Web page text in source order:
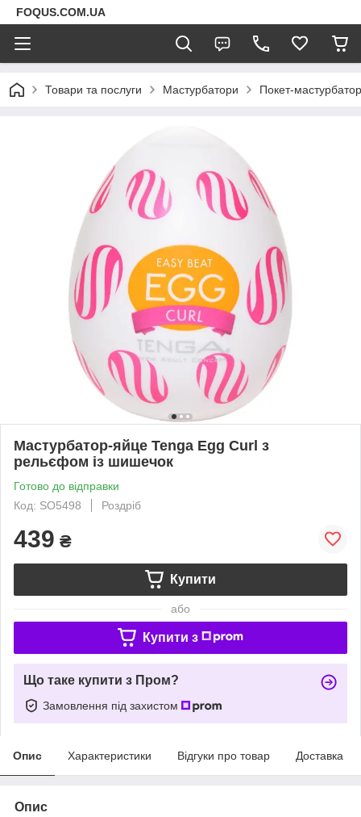
FOQUS.COM.UA
Товари та послуги Мастурбатори Покет-
Мастурбатор-яйце Tenga Egg Curl з
рельєфом із шишечок
Готово до відправки
Код: SO5498
Роздріб
439 ₴
Купити
або
Купити з
Що таке купити з Пром?
Замовлення під захистом
Опис Характеристики Відгуки про товар Доставка
Опис